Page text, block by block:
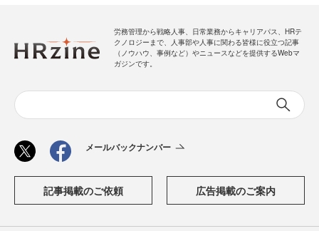
労務管理から戦略人事、日常業務からキャリアパス、HRテ
クノロジーまで、人事部や人事に関わる皆様に役立つ記事
（ノウハウ、事例など）やニュースなどを提供するWebマ
ガジンです。
メールバックナンバー
記事掲載のご依頼 広告掲載のご案内